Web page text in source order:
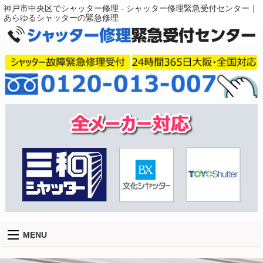
神戸市中央区でシャッター修理 - シャッター修理緊急受付センター｜
あらゆるシャッターの緊急修理
MENU